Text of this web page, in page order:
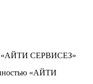
СЕРВИСЕЗ»
«АЙТИ